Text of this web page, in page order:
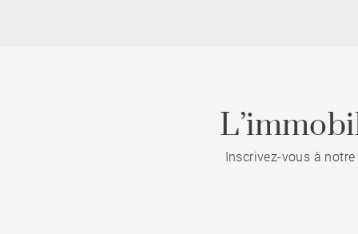
Inscrivez-vous à